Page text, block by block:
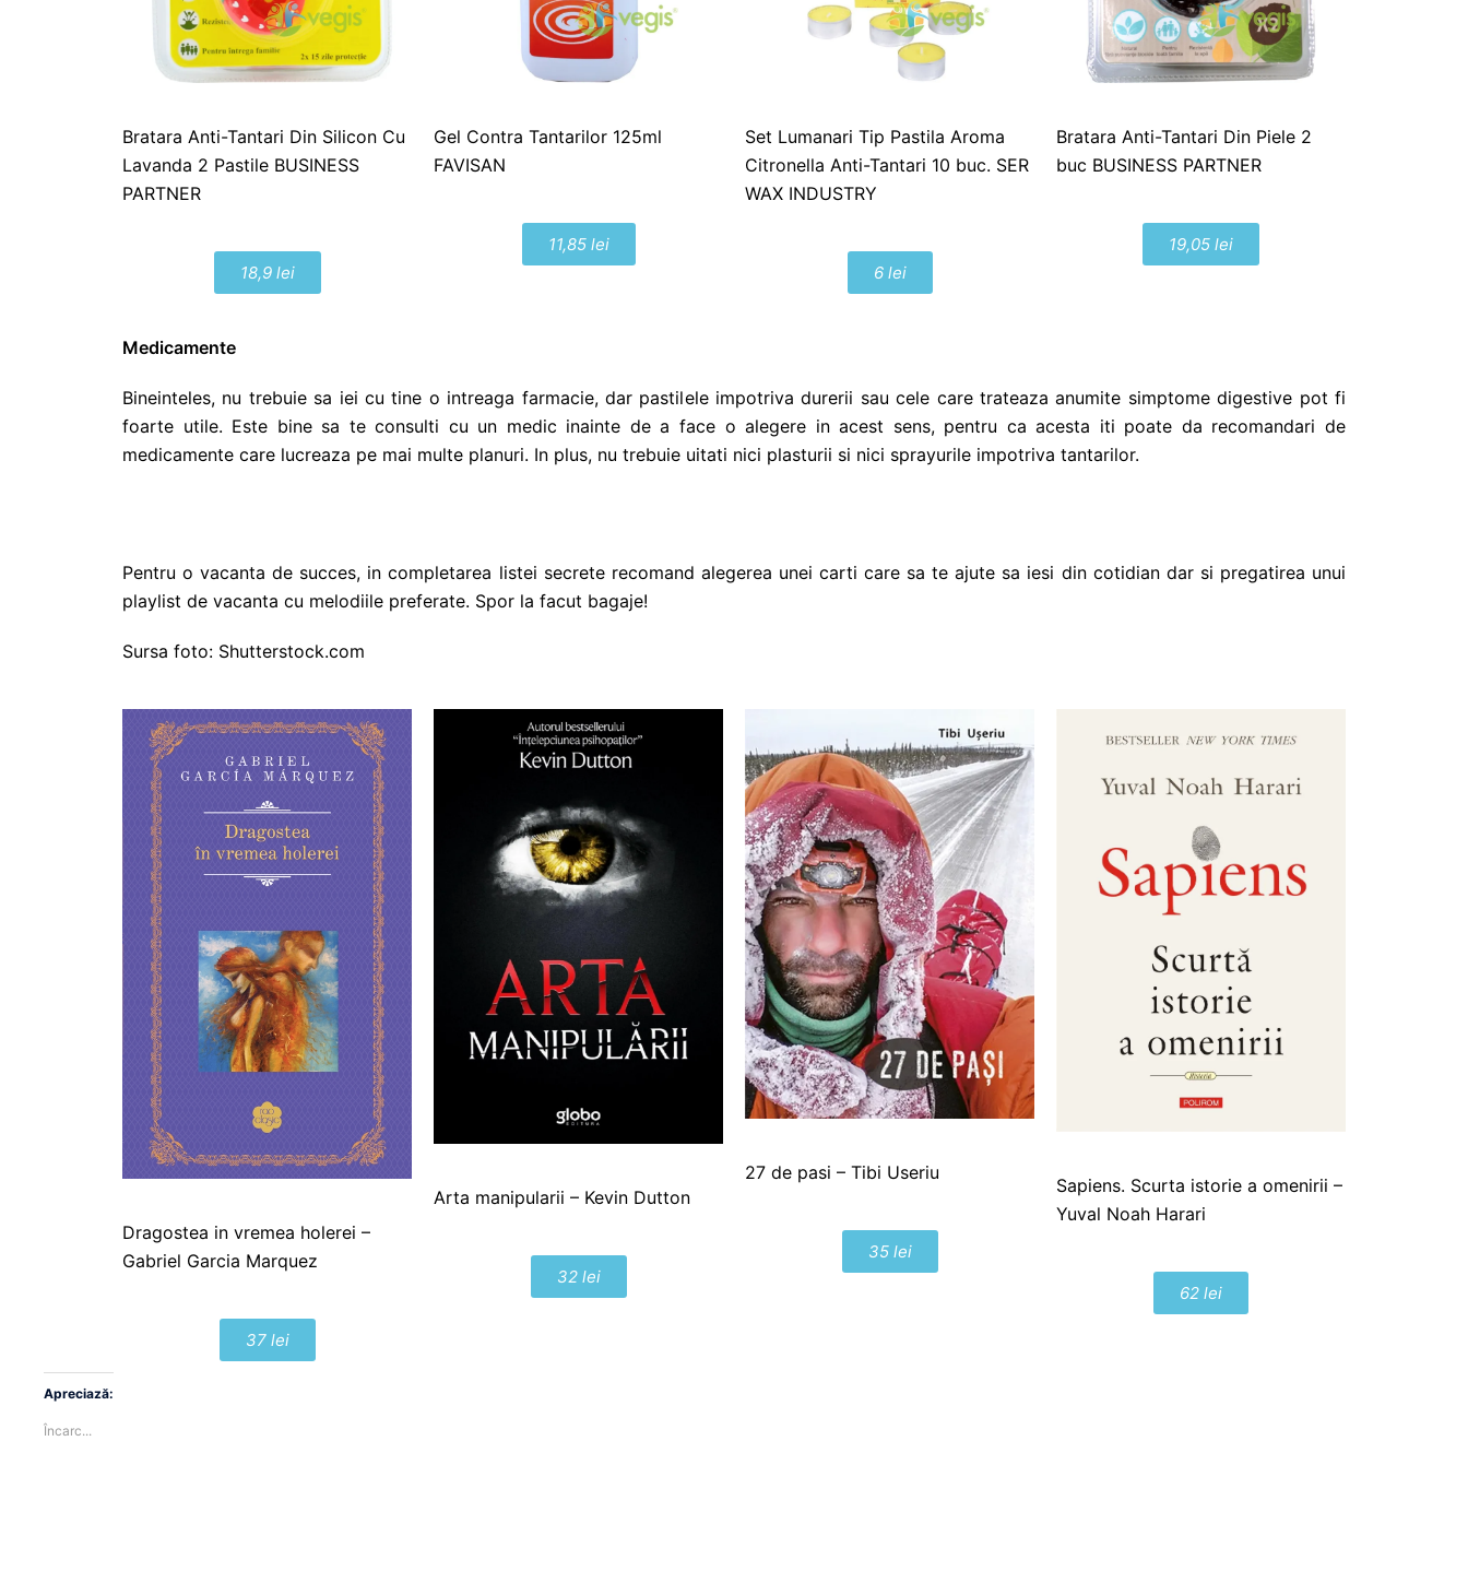
Bratara Anti-Tantari Din Silicon Cu
Lavanda 2 Pastile BUSINESS
PARTNER
18,9 lei
Gel Contra Tantarilor 125ml
FAVISAN
11,85 lei
Set Lumanari Tip Pastila Aroma
Citronella Anti-Tantari 10 buc. SER
WAX INDUSTRY
6 lei
Bratara Anti-Tantari Din Piele 2
buc BUSINESS PARTNER
19,05 lei
Medicamente
Bineinteles, nu trebuie sa iei cu tine o intreaga farmacie, dar pastilele impotriva durerii sau cele care trateaza anumite simptome digestive pot fi
foarte utile. Este bine sa te consulti cu un medic inainte de a face o alegere in acest sens, pentru ca acesta iti poate da recomandari de
medicamente care lucreaza pe mai multe planuri. In plus, nu trebuie uitati nici plasturii si nici sprayurile impotriva tantarilor.
Pentru o vacanta de succes, in completarea listei secrete recomand alegerea unei carti care sa te ajute sa iesi din cotidian dar si pregatirea unui
playlist de vacanta cu melodiile preferate. Spor la facut bagaje!
Sursa foto: Shutterstock.com
Dragostea in vremea holerei –
Gabriel Garcia Marquez
37 lei
Arta manipularii – Kevin Dutton
32 lei
27 de pasi – Tibi Useriu
35 lei
Sapiens. Scurta istorie a omenirii –
Yuval Noah Harari
62 lei
Apreciază:
Încarc...